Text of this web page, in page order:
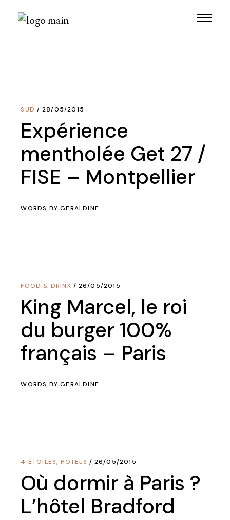
SUD 28/05/2015
Expérience
mentholée Get 27 /
FISE – Montpellier
WORDS BYGERALDINE
FOOD & DRINK 26/05/2015
King Marcel, le roi
du burger 100%
français – Paris
WORDS BYGERALDINE
4 ÉTOILES, HÔTELS 26/05/2015
Où dormir à Paris ?
L’hôtel Bradford